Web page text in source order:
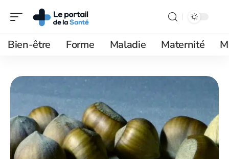
Bien-être Forme Maladie Maternité